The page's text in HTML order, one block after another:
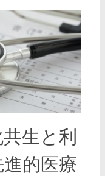
生と利
的医療